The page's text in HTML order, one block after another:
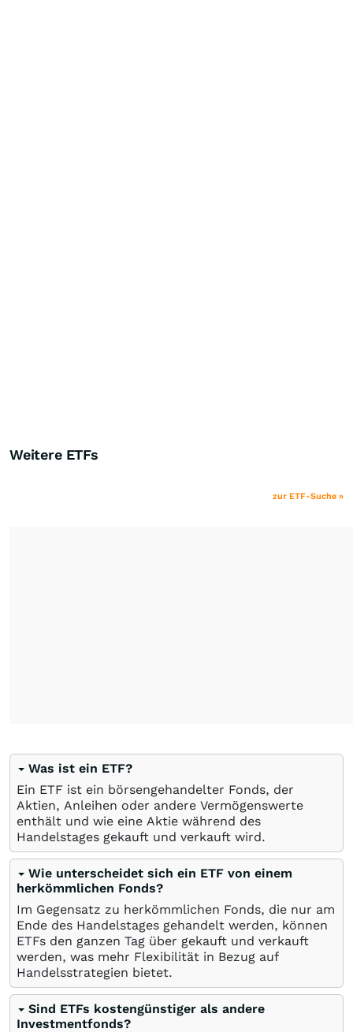
Weitere ETFs
zur ETF-Suche »
Was ist ein ETF?
Ein ETF ist ein börsengehandelter Fonds, der
Aktien, Anleihen oder andere Vermögenswerte
enthält und wie eine Aktie während des
Handelstages gekauft und verkauft wird.
Wie unterscheidet sich ein ETF von einem
herkömmlichen Fonds?
Im Gegensatz zu herkömmlichen Fonds, die nur am
Ende des Handelstages gehandelt werden, können
ETFs den ganzen Tag über gekauft und verkauft
werden, was mehr Flexibilität in Bezug auf
Handelsstrategien bietet.
Sind ETFs kostengünstiger als andere
Investmentfonds?